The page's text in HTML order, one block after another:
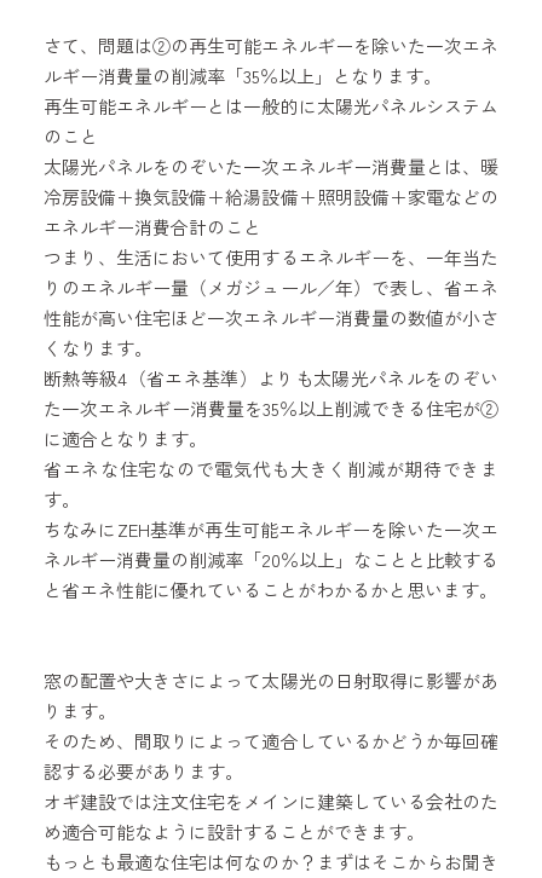
さて、問題は②の再生可能エネルギーを除いた一次エネ
ルギー消費量の削減率「35％以上」となります。
再生可能エネルギーとは一般的に太陽光パネルシステム
のこと
太陽光パネルをのぞいた一次エネルギー消費量とは、暖
冷房設備＋換気設備＋給湯設備＋照明設備＋家電などの
エネルギー消費合計のこと
つまり、生活において使用するエネルギーを、一年当た
りのエネルギー量（メガジュール／年）で表し、省エネ
性能が高い住宅ほど一次エネルギー消費量の数値が小さ
くなります。
断熱等級4（省エネ基準）よりも太陽光パネルをのぞい
た一次エネルギー消費量を35％以上削減できる住宅が②
に適合となります。
省エネな住宅なので電気代も大きく削減が期待できま
す。
ちなみにZEH基準が再生可能エネルギーを除いた一次エ
ネルギー消費量の削減率「20％以上」なことと比較する
と省エネ性能に優れていることがわかるかと思います。
窓の配置や大きさによって太陽光の日射取得に影響があ
ります。
そのため、間取りによって適合しているかどうか毎回確
認する必要があります。
オギ建設では注文住宅をメインに建築している会社のた
め適合可能なように設計することができます。
もっとも最適な住宅は何なのか？まずはそこからお聞き